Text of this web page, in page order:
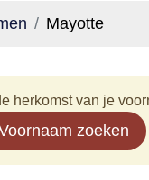
Mayotte
herkomst van je
zoeken